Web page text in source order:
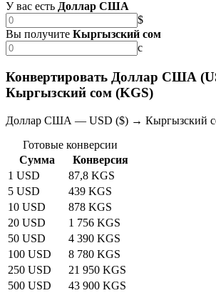
У вас есть Доллар США
$
Вы получите Кыргызский сом
с
Конвертировать Доллар США
Кыргызский сом (KGS)
Доллар США — USD ($) → Кыргызский
Готовые конверсии
Сумма
Конверсия
1 USD
87,8 KGS
5 USD
439 KGS
10 USD
878 KGS
20 USD
1 756 KGS
50 USD
4 390 KGS
100 USD
8 780 KGS
250 USD
21 950 KGS
500 USD
43 900 KGS